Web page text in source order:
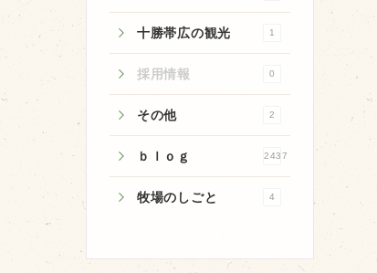
十勝帯広の観光 1
採用情報 0
その他 2
ｂｌｏｇ 2437
牧場のしごと 4
牧場のご紹介
飼育している牛について